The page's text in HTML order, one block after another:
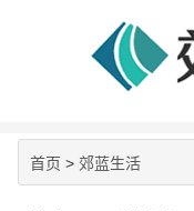
首页 > 郊蓝生活